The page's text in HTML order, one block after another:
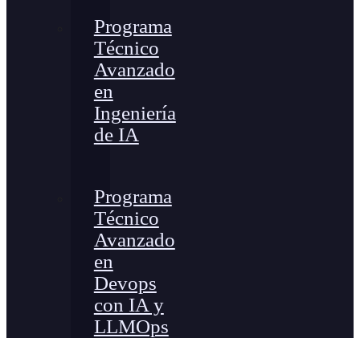
Programa
Técnico
Avanzado
en
Ingeniería
de IA
Programa
Técnico
Avanzado
en
Devops
con IA y
LLMOps